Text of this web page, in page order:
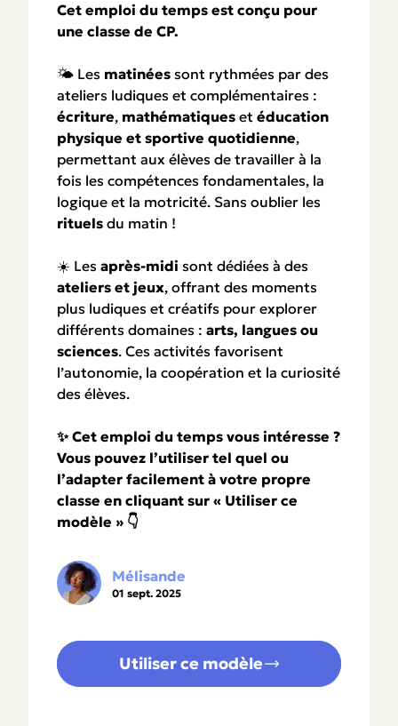
Cet emploi du temps est conçu pour
une classe de CP.
🌤️ Les matinées sont rythmées par des
ateliers ludiques et complémentaires :
écriture, mathématiques et éducation
physique et sportive quotidienne,
permettant aux élèves de travailler à la
fois les compétences fondamentales, la
logique et la motricité. Sans oublier les
rituels du matin !
☀️ Les après-midi sont dédiées à des
ateliers et jeux, offrant des moments
plus ludiques et créatifs pour explorer
différents domaines : arts, langues ou
sciences. Ces activités favorisent
l’autonomie, la coopération et la curiosité
des élèves.
✨ Cet emploi du temps vous intéresse ?
Vous pouvez l’utiliser tel quel ou
l’adapter facilement à votre propre
classe en cliquant sur « Utiliser ce
modèle » 👇
Mélisande
01 sept. 2025
Utiliser ce modèle